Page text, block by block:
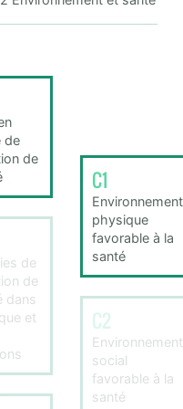
de
de
de
de
dans
et
C1
Environnement
physique
favorable à la
santé
C2
Environnement
social
favorable à la
santé